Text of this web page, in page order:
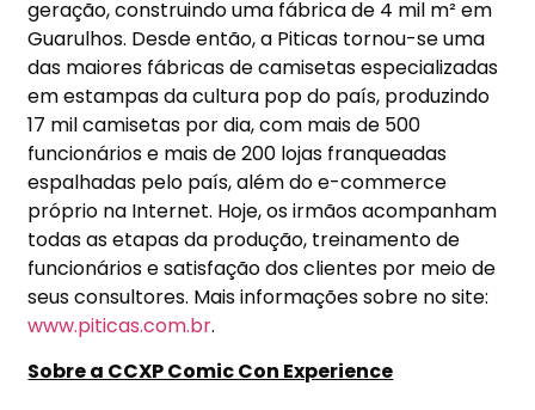
geração, construindo uma fábrica de 4 mil m² em
Guarulhos. Desde então, a Piticas tornou-se uma
das maiores fábricas de camisetas especializadas
em estampas da cultura pop do país, produzindo
17 mil camisetas por dia, com mais de 500
funcionários e mais de 200 lojas franqueadas
espalhadas pelo país, além do e-commerce
próprio na Internet. Hoje, os irmãos acompanham
todas as etapas da produção, treinamento de
funcionários e satisfação dos clientes por meio de
seus consultores. Mais informações sobre no site:
www.piticas.com.br.
Sobre a CCXP Comic Con Experience